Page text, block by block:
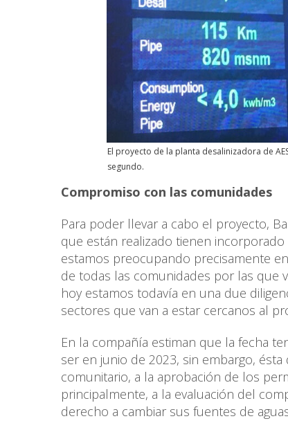
El proyecto de la planta desalinizadora de
segundo.
Compromiso con las comunidades
Para poder llevar a cabo el proyecto,
que están realizado tienen
estamos preocupando precisamente
de todas las comunidades por las que
hoy estamos todavía en una due
sectores que van a estar cercanos al
En la compañía estiman que la fecha
ser en junio de 2023, sin embargo,
comunitario, a la aprobación de los
principalmente, a la evaluación del
derecho a cambiar sus fuentes de